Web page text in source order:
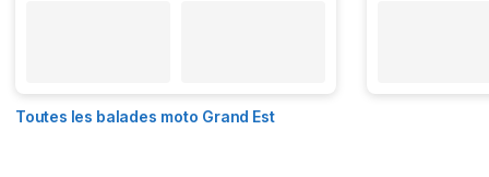
Toutes les balades moto Grand Est